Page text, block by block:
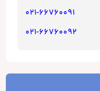
021-66760091
021-66760092